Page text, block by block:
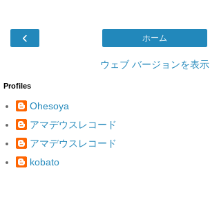
‹ ホーム
ウェブ バージョンを表示
Profiles
Ohesoya
アマデウスレコード
アマデウスレコード
kobato